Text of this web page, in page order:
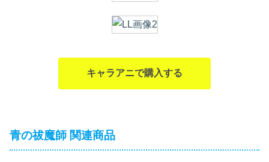
キャラアニで購入する
青の祓魔師 関連商品